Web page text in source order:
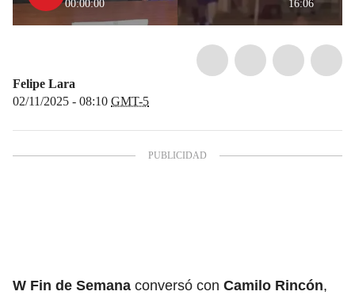
00:00:00 16:06
Felipe Lara
02/11/2025 - 08:10 GMT-5
W Fin de Semana conversó con Camilo Rincón,